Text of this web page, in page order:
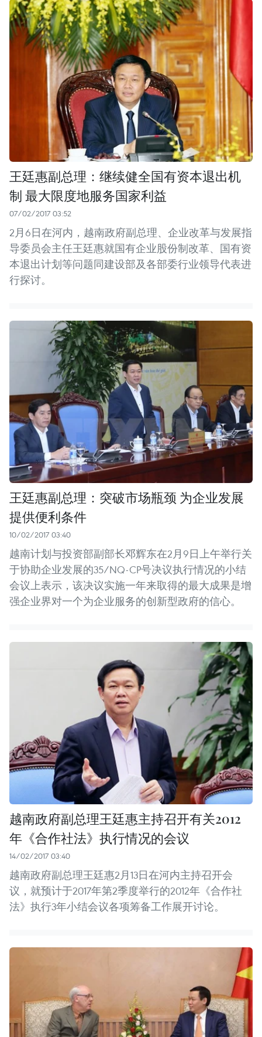
王廷惠副总理：继续健全国有资本退出机
制 最大限度地服务国家利益
07/02/2017 03:52
2月6日在河内，越南政府副总理、企业改革与发展指
导委员会主任王廷惠就国有企业股份制改革、国有资
本退出计划等问题同建设部及各部委行业领导代表进
行探讨。
王廷惠副总理：突破市场瓶颈 为企业发展
提供便利条件
10/02/2017 03:40
越南计划与投资部副部长邓辉东在2月9日上午举行关
于协助企业发展的35/NQ-CP号决议执行情况的小结
会议上表示，该决议实施一年来取得的最大成果是增
强企业界对一个为企业服务的创新型政府的信心。
越南政府副总理王廷惠主持召开有关2012
年《合作社法》执行情况的会议
14/02/2017 03:40
越南政府副总理王廷惠2月13日在河内主持召开会
议，就预计于2017年第2季度举行的2012年《合作社
法》执行3年小结会议各项筹备工作展开讨论。